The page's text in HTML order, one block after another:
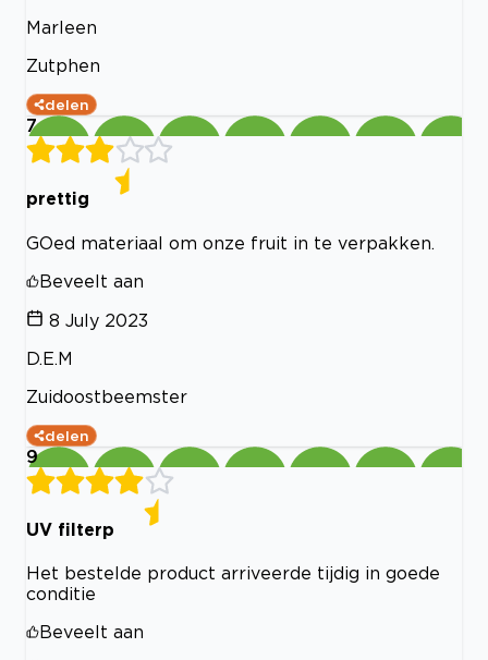
Marleen
Zutphen
delen
7
prettig
GOed materiaal om onze fruit in te verpakken.
Beveelt aan
8 July 2023
D.E.M
Zuidoostbeemster
delen
9
UV filterp
Het bestelde product arriveerde tijdig in goede
conditie
Beveelt aan